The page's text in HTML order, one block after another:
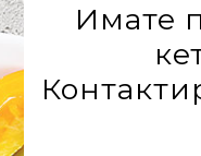
Имате